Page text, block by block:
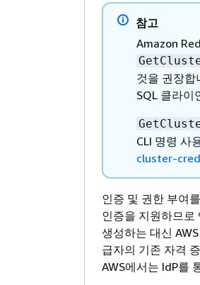
참고
Amazon
것을 권장합
SQL 클라이
CLI 명령 사
cluster-
인증 및 권한 부여
인증을 지원하므로
생성하는 대신
급자의 기존 자격
AWS에서는 IdP를